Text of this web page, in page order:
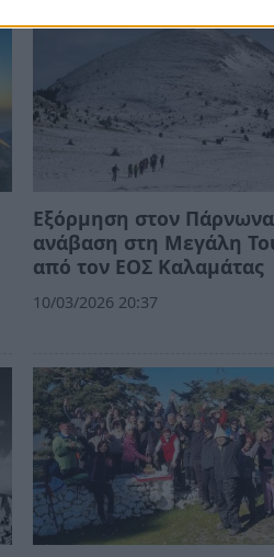
Εξόρμηση στον
ανάβαση στη Μεγάλη
από τον ΕΟΣ Καλαμάτας
10/03/2026 20:37